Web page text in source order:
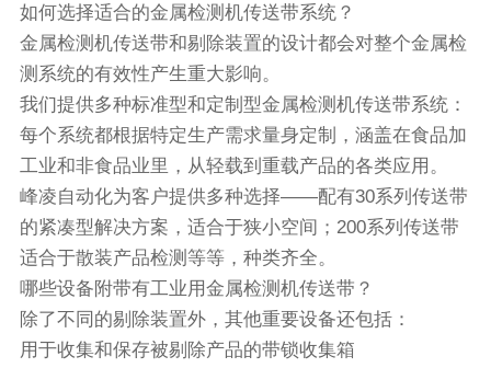
如何选择适合的金属检测机传送带系统？
金属检测机传送带和剔除装置的设计都会对整个金属检
测系统的有效性产生重大影响。
我们提供多种标准型和定制型金属检测机传送带系统：
每个系统都根据特定生产需求量身定制，涵盖在食品加
工业和非食品业里，从轻载到重载产品的各类应用。
峰凌自动化为客户提供多种选择——配有30系列传送带
的紧凑型解决方案，适合于狭小空间；200系列传送带
适合于散装产品检测等等，种类齐全。
哪些设备附带有工业用金属检测机传送带？
除了不同的剔除装置外，其他重要设备还包括：
用于收集和保存被剔除产品的带锁收集箱